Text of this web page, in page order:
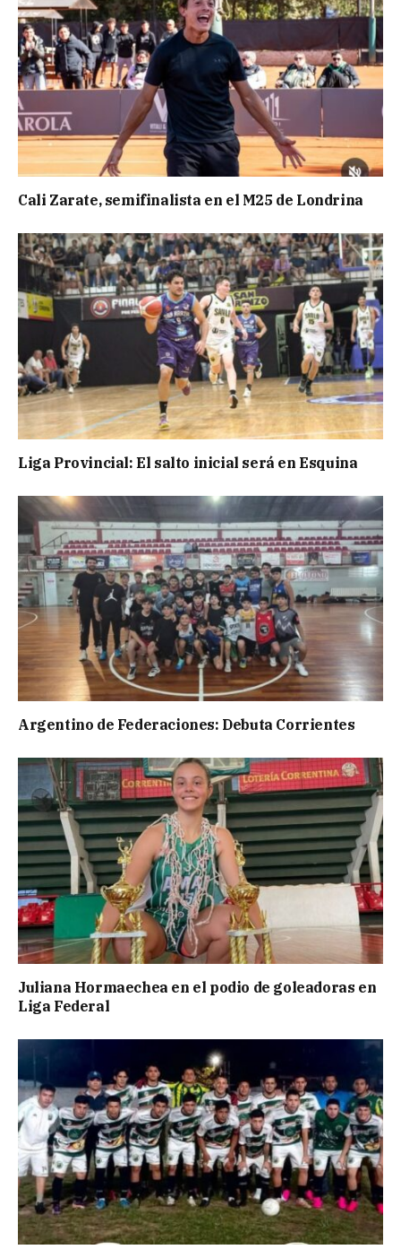
Cali Zarate, semifinalista en el M25 de Londrina
Liga Provincial: El salto inicial será en Esquina
Argentino de Federaciones: Debuta Corrientes
Juliana Hormaechea en el podio de goleadoras en
Liga Federal